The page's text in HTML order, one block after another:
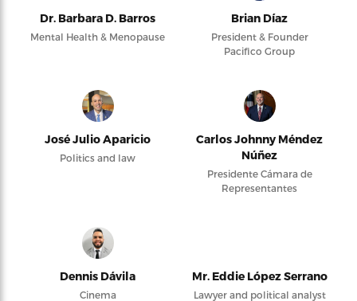
Dr. Barbara D. Barros
Mental Health & Menopause
Brian Díaz
President & Founder
Pacifico Group
José Julio Aparicio
Politics and law
Carlos Johnny Méndez
Núñez
Presidente Cámara de
Representantes
Dennis Dávila
Cinema
Mr. Eddie López Serrano
Lawyer and political analyst